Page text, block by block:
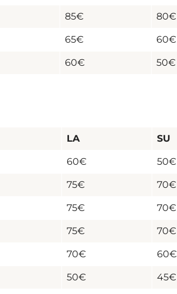
85€ 80€
65€ 60€
60€ 50€
LA SU
60€ 50€
75€ 70€
75€ 70€
75€ 70€
70€ 60€
50€ 45€